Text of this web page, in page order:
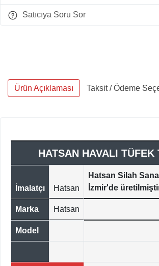
Satıcıya Soru Sor
Ürün Açıklaması Taksit / Ödeme
HATSAN HAVALI TÜFEK
İmalatçı Hatsan
Hatsan Silah
İzmir'de
Marka Hatsan
Model